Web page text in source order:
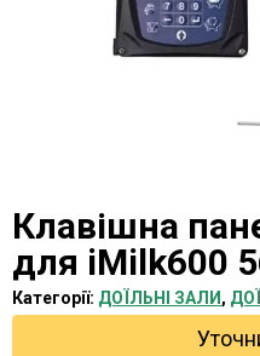
Клавішна
для iMilk600
Категорії: ДОЇЛЬНІ ЗАЛИ ,